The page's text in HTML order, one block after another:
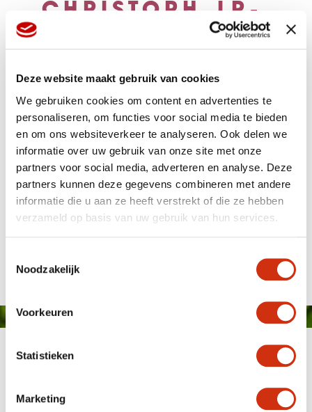
Deze website maakt gebruik van cookies
We gebruiken cookies om content en advertenties te
personaliseren, om functies voor social media te bieden
en om ons websiteverkeer te analyseren. Ook delen we
informatie over uw gebruik van onze site met onze
partners voor social media, adverteren en analyse. Deze
partners kunnen deze gegevens combineren met andere
informatie die u aan ze heeft verstrekt of die ze hebben
verzameld op basis van uw gebruik van hun services.
Noodzakelijk
Voorkeuren
Statistieken
Marketing
CHRISTOPH_LR-
azalea kweker nursery Floramor Javado